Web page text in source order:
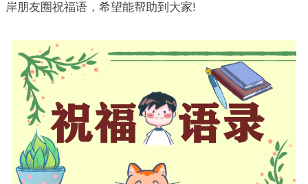
岸朋友圈祝福语，希望能帮助到大家!